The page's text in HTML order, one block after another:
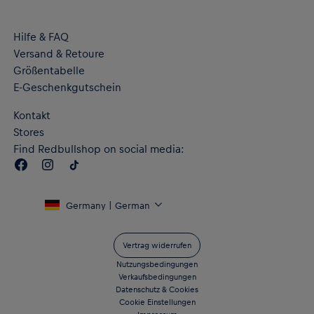
„RB LEIPZIG“-Schriftzug auf der Rückseite
Flaches, authentisches Label am Saum
RE:FIBRE Doppelstrick aus mindestens 95 % recycelten
Textilabfällen und anderen gebrauchten Materialien
dryCELL Performance-Technologie leitet die Feuchtigkeit vom
Körper ab und hält dich beim Training angenehm trocken
Jacquard
Hilfe & FAQ
Versand & Retoure
Größentabelle
E-Geschenkgutschein
Kontakt
Stores
Find Redbullshop on social media:
Germany | German
Vertrag widerrufen
Nutzungsbedingungen
Verkaufsbedingungen
Datenschutz & Cookies
Cookie Einstellungen